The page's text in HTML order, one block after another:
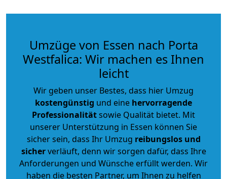
Umzüge von Essen nach Porta
Westfalica: Wir machen es Ihnen
leicht
Wir geben unser Bestes, dass hier Umzug
kostengünstig und eine hervorragende
Professionalitätsowie Qualität bietet. Mit
unserer Unterstützung in Essen können Sie
sicher sein, dass Ihr Umzug reibungslos und
sicherverläuft, denn wir sorgen dafür, dass Ihre
Anforderungen und Wünsche erfüllt werden. Wir
haben die besten Partner, um Ihnen zu helfen